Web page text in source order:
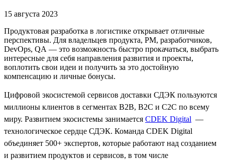
15 августа 2023
Продуктовая разработка в логистике открывает отличные
перспективы. Для владельцев продукта, PM, разработчиков,
DevOps, QA — это возможность быстро прокачаться, выбрать
интересные для себя направления развития и проекты,
воплотить свои идеи и получить за это достойную
компенсацию и личные бонусы.
Цифровой экосистемой сервисов доставки СДЭК пользуются
миллионы клиентов в сегментах B2B, B2C и C2C по всему
миру. Развитием экосистемы занимается CDEK Digital —
технологическое сердце СДЭК. Команда CDEK Digital
объединяет 500+ экспертов, которые работают над созданием
и развитием продуктов и сервисов, в том числе